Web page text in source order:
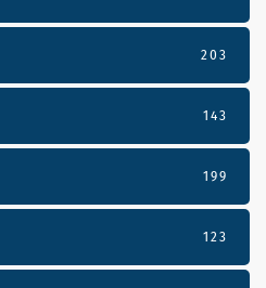
203
143
199
123